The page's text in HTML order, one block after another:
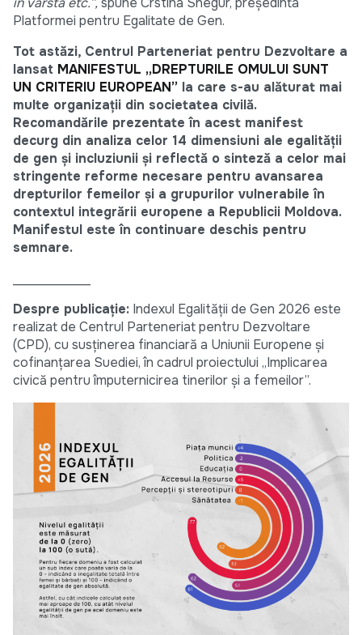
Platformei pentru Egalitate de Gen.
Tot astăzi, Centrul Parteneriat pentru Dezvoltare a
lansat MANIFESTUL „DREPTURILE OMULUI SUNT
UN CRITERIU EUROPEAN” la care s-au alăturat mai
multe organizații din societatea civilă.
Recomandările prezentate în acest manifest
decurg din analiza celor 14 dimensiuni ale egalității
de gen și incluziunii și reflectă o sinteză a celor mai
stringente reforme necesare pentru avansarea
drepturilor femeilor și a grupurilor vulnerabile în
contextul integrării europene a Republicii Moldova.
Manifestul este în continuare deschis pentru
semnare.
Despre publicație: Indexul Egalității de Gen 2026 este
realizat de Centrul Parteneriat pentru Dezvoltare
(CPD), cu susținerea financiară a Uniunii Europene și
cofinanțarea Suediei, în cadrul proiectului „Implicarea
civică pentru împuternicirea tinerilor și a femeilor”.